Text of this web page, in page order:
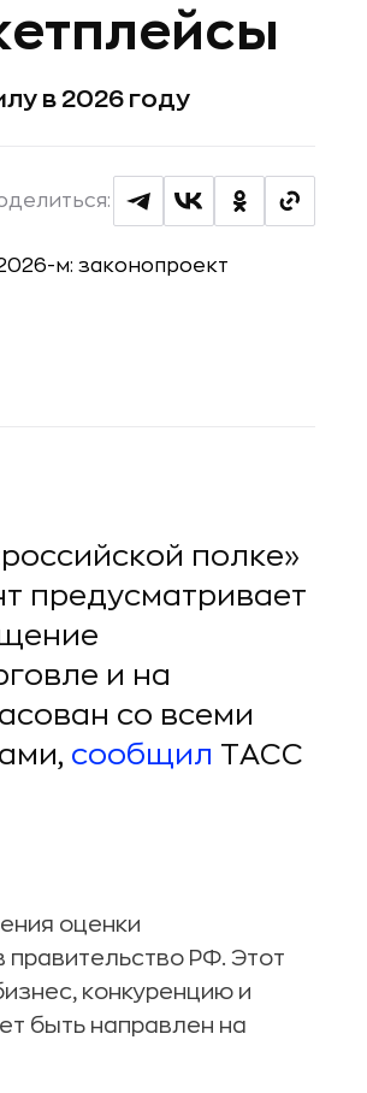
в 2026 году
полке»
предусматривает
и на
со всеми
сообщил ТАСС
оценки
РФ. Этот
конкуренцию и
быть направлен на